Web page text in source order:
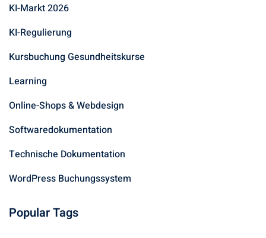
KI-Markt 2026
KI-Regulierung
Kursbuchung Gesundheitskurse
Learning
Online-Shops & Webdesign
Softwaredokumentation
Technische Dokumentation
WordPress Buchungssystem
Popular Tags